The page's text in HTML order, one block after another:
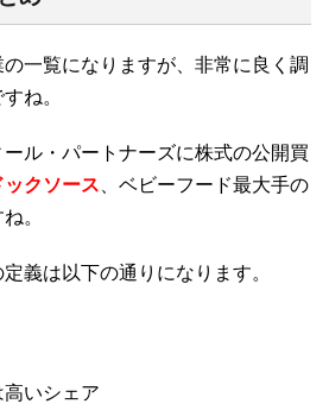
一覧になりますが、非常に良く調
ね。
ル・パートナーズに株式の公開買
ックソース 、ベビーフード最大手の
。
義は以下の通りになります。
高いシェア